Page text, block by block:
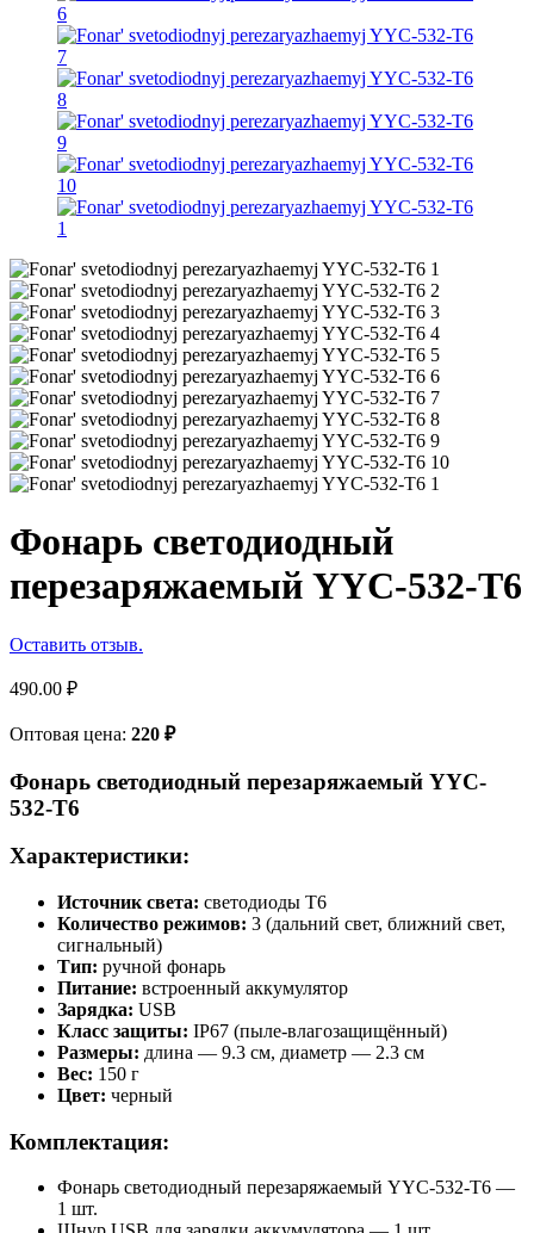
Фонарь светодиодный
перезаряжаемый YYC-532-T6
Оставить отзыв.
490.00 ₽
Оптовая цена: 220 ₽
Фонарь светодиодный перезаряжаемый YYC-
532-T6
Характеристики:
Источник света: светодиоды T6
Количество режимов: 3 (дальний свет, ближний свет,
сигнальный)
Тип: ручной фонарь
Питание: встроенный аккумулятор
Зарядка: USB
Класс защиты: IP67 (пыле-влагозащищённый)
Размеры: длина — 9.3 см, диаметр — 2.3 см
Вес: 150 г
Цвет: черный
Комплектация:
Фонарь светодиодный перезаряжаемый YYC-532-T6 —
1 шт.